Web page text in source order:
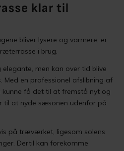
klar til
bliver lysere og varmere, er
i brug.
men kan over tid blive
Med en professionel afslibning af
få det til at fremstå nyt og
at nyde sæsonen udenfor på
på træværket, ligesom solens
Dertil kan forekomme